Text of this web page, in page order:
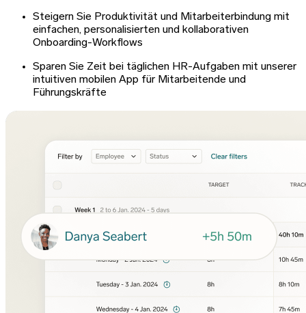
Steigern Sie Produktivität und Mitarbeiterbindung mit
einfachen, personalisierten und kollaborativen
Onboarding-Workflows
Sparen Sie Zeit bei täglichen HR-Aufgaben mit unserer
intuitiven mobilen App für Mitarbeitende und
Führungskräfte